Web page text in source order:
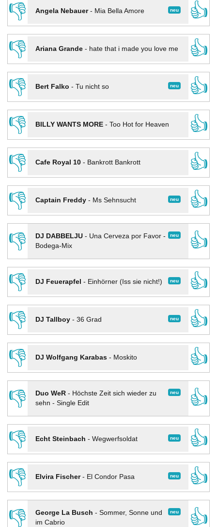
👎 neu
Angela Nebauer- Mia Bella Amore
👍
👎
Ariana Grande- hate that i made you love me
👍
👎
neu
Bert Falko - Tu nicht so
👍
👎
BILLY WANTS MORE- Too Hot for Heaven
👍
👎
Cafe Royal 10- Bankrott Bankrott
👍
👎
neu
Captain Freddy- Ms Sehnsucht
👍
👎
neu
DJ DABBELJU- Una Cerveza por Favor -
Bodega-Mix
👍
👎
neu
DJ Feuerapfel - Einhörner (Iss sie nicht!)
👍
👎
neu
DJ Tallboy- 36 Grad
👍
👎
DJ Wolfgang Karabas- Moskito
👍
👎
neu
Duo WeR- Höchste Zeit sich wieder zu
sehn - Single Edit
👍
👎
neu
Echt Steinbach - Wegwerfsoldat
👍
👎
neu
Elvira Fischer- El Condor Pasa
👍
👎
neu
George La Busch - Sommer, Sonne und
im Cabrio
👍